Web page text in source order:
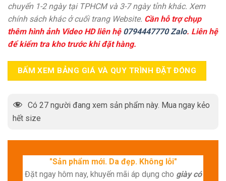
chuyển 1-2 ngày tại TPHCM và 3-7 ngày tỉnh khác. Xem
chính sách khác ở cuối trang Website. Cần hỗ trợ chụp
thêm hình ảnh Video HD liên hệ 0794447770 Zalo. Liên hệ
để kiểm tra kho trước khi đặt hàng.
BẤM XEM BẢNG GIÁ VÀ QUY TRÌNH ĐẶT ĐÓNG
Có 27 người đang xem sản phẩm này. Mua ngay kẻo
hết size
"Sản phẩm mới. Da đẹp. Không lỗi"
Đặt ngay hôm nay, khuyến mãi áp dụng cho giày có